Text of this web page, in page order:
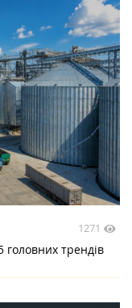
1271
трендів